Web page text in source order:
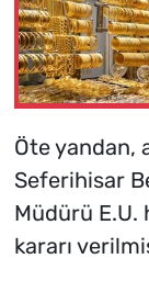
Öte yandan,
Seferihisar
Müdürü E.U.
kararı